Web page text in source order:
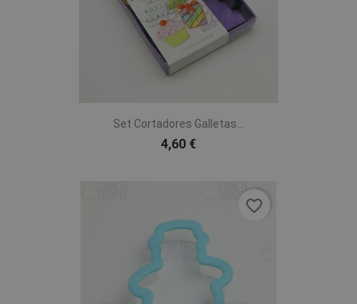
Set Cortadores Galletas...
4,60 €
favorite_border